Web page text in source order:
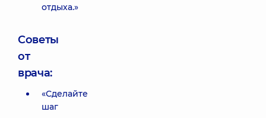
отдыха.»
Советы
от
врача:
«Сделайте
шаг